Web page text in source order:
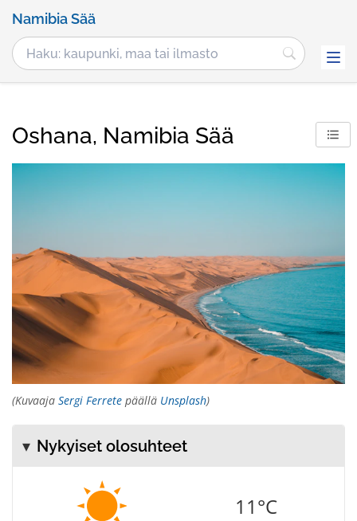
Namibia Sää
Oshana, Namibia Sää
(Kuvaaja Sergi Ferrete päällä Unsplash)
Nykyiset olosuhteet
11°C